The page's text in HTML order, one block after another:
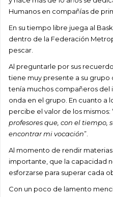
Humanos en compañías de
En su tiempo libre juega al
dentro de la Federación
pescar.
Al preguntarle por sus
tiene muy presente a su grupo
tenía muchos compañeros del
onda en el grupo. En cuanto a
percibe el valor de los mismos:
profesores que, con el tiempo,
encontrar mi vocación”.
Al momento de rendir
importante, que la capacidad
esforzarse para superar cada
Con un poco de lamento